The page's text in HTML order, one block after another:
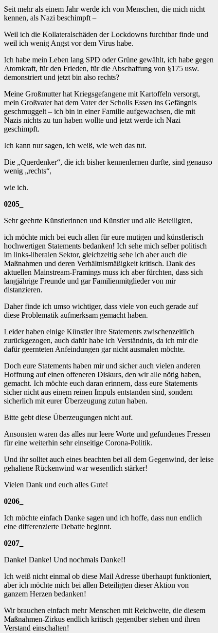
Seit mehr als einem Jahr werde ich von Menschen, die mich nicht
kennen, als Nazi beschimpft –
Weil ich die Kollateralschäden der Lockdowns furchtbar finde und
weil ich wenig Angst vor dem Virus habe.
Ich habe mein Leben lang SPD oder Grüne gewählt, ich habe gegen
Atomkraft, für den Frieden, für die Abschaffung von §175 usw.
demonstriert und jetzt bin also rechts?
Meine Großmutter hat Kriegsgefangene mit Kartoffeln versorgt,
mein Großvater hat dem Vater der Scholls Essen ins Gefängnis
geschmuggelt – ich bin in einer Familie aufgewachsen, die mit
Nazis nichts zu tun haben wollte und jetzt werde ich Nazi
geschimpft.
Ich kann nur sagen, ich weiß, wie weh das tut.
Die „Querdenker“, die ich bisher kennenlernen durfte, sind genauso
wenig „rechts“,
wie ich.
0205_
Sehr geehrte Künstlerinnen und Künstler und alle Beteiligten,
ich möchte mich bei euch allen für eure mutigen und künstlerisch
hochwertigen Statements bedanken! Ich sehe mich selber politisch
im links-liberalen Sektor, gleichzeitig sehe ich aber auch die
Maßnahmen und deren Verhältnismäßigkeit kritisch. Dank des
aktuellen Mainstream-Framings muss ich aber fürchten, dass sich
langjährige Freunde und gar Familienmitglieder von mir
distanzieren.
Daher finde ich umso wichtiger, dass viele von euch gerade auf
diese Problematik aufmerksam gemacht haben.
Leider haben einige Künstler ihre Statements zwischenzeitlich
zurückgezogen, auch dafür habe ich Verständnis, da ich mir die
dafür geernteten Anfeindungen gar nicht ausmalen möchte.
Doch eure Statements haben mir und sicher auch vielen anderen
Hoffnung auf einen offeneren Diskurs, den wir alle nötig haben,
gemacht. Ich möchte euch daran erinnern, dass eure Statements
sicher nicht aus einem reinen Impuls entstanden sind, sondern
sicherlich mit eurer Überzeugung zutun haben.
Bitte gebt diese Überzeugungen nicht auf.
Ansonsten waren das alles nur leere Worte und gefundenes Fressen
für eine weiterhin sehr einseitige Corona-Politik.
Und ihr solltet auch eines beachten bei all dem Gegenwind, der leise
gehaltene Rückenwind war wesentlich stärker!
Vielen Dank und euch alles Gute!
0206_
Ich möchte einfach Danke sagen und ich hoffe, dass nun endlich
eine differenzierte Debatte beginnt.
0207_
Danke! Danke! Und nochmals Danke!!
Ich weiß nicht einmal ob diese Mail Adresse überhaupt funktioniert,
aber ich möchte mich bei allen Beteiligten dieser Aktion von
ganzem Herzen bedanken!
Wir brauchen einfach mehr Menschen mit Reichweite, die diesem
Maßnahmen-Zirkus endlich kritisch gegenüber stehen und ihren
Verstand einschalten!